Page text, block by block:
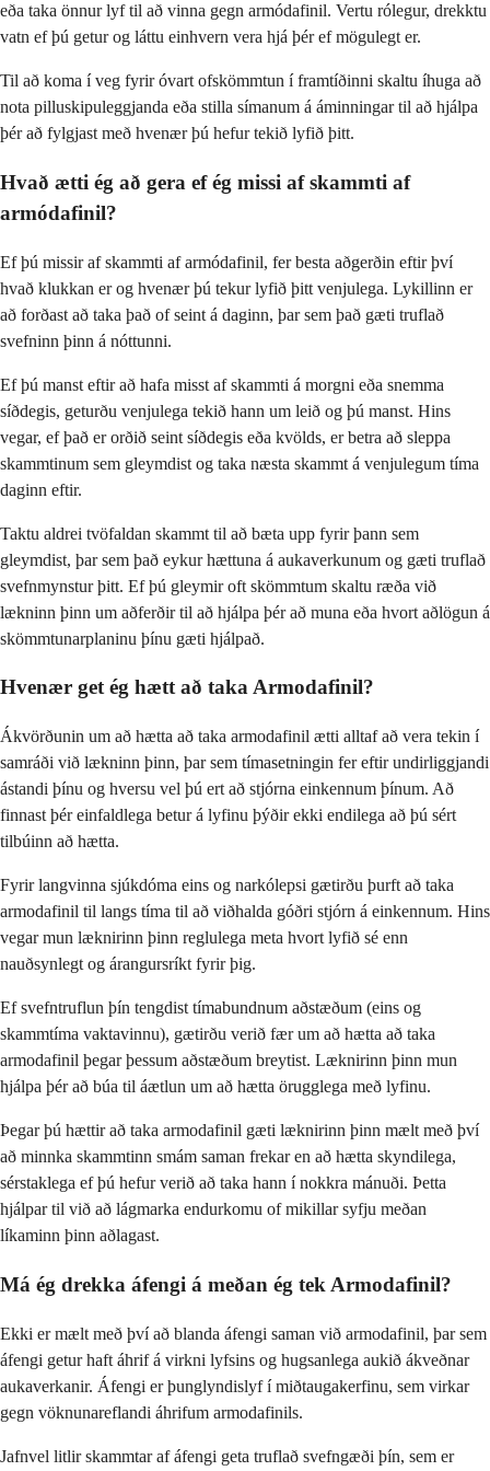
eða taka önnur lyf til að vinna gegn armódafinil. Vertu rólegur, drekktu
vatn ef þú getur og láttu einhvern vera hjá þér ef mögulegt er.
Til að koma í veg fyrir óvart ofskömmtun í framtíðinni skaltu íhuga að
nota pilluskipuleggjanda eða stilla símanum á áminningar til að hjálpa
þér að fylgjast með hvenær þú hefur tekið lyfið þitt.
Hvað ætti ég að gera ef ég missi af skammti af
armódafinil?
Ef þú missir af skammti af armódafinil, fer besta aðgerðin eftir því
hvað klukkan er og hvenær þú tekur lyfið þitt venjulega. Lykillinn er
að forðast að taka það of seint á daginn, þar sem það gæti truflað
svefninn þinn á nóttunni.
Ef þú manst eftir að hafa misst af skammti á morgni eða snemma
síðdegis, geturðu venjulega tekið hann um leið og þú manst. Hins
vegar, ef það er orðið seint síðdegis eða kvölds, er betra að sleppa
skammtinum sem gleymdist og taka næsta skammt á venjulegum tíma
daginn eftir.
Taktu aldrei tvöfaldan skammt til að bæta upp fyrir þann sem
gleymdist, þar sem það eykur hættuna á aukaverkunum og gæti truflað
svefnmynstur þitt. Ef þú gleymir oft skömmtum skaltu ræða við
lækninn þinn um aðferðir til að hjálpa þér að muna eða hvort aðlögun á
skömmtunarplaninu þínu gæti hjálpað.
Hvenær get ég hætt að taka Armodafinil?
Ákvörðunin um að hætta að taka armodafinil ætti alltaf að vera tekin í
samráði við lækninn þinn, þar sem tímasetningin fer eftir undirliggjandi
ástandi þínu og hversu vel þú ert að stjórna einkennum þínum. Að
finnast þér einfaldlega betur á lyfinu þýðir ekki endilega að þú sért
tilbúinn að hætta.
Fyrir langvinna sjúkdóma eins og narkólepsi gætirðu þurft að taka
armodafinil til langs tíma til að viðhalda góðri stjórn á einkennum. Hins
vegar mun læknirinn þinn reglulega meta hvort lyfið sé enn
nauðsynlegt og árangursríkt fyrir þig.
Ef svefntruflun þín tengdist tímabundnum aðstæðum (eins og
skammtíma vaktavinnu), gætirðu verið fær um að hætta að taka
armodafinil þegar þessum aðstæðum breytist. Læknirinn þinn mun
hjálpa þér að búa til áætlun um að hætta örugglega með lyfinu.
Þegar þú hættir að taka armodafinil gæti læknirinn þinn mælt með því
að minnka skammtinn smám saman frekar en að hætta skyndilega,
sérstaklega ef þú hefur verið að taka hann í nokkra mánuði. Þetta
hjálpar til við að lágmarka endurkomu of mikillar syfju meðan
líkaminn þinn aðlagast.
Má ég drekka áfengi á meðan ég tek Armodafinil?
Ekki er mælt með því að blanda áfengi saman við armodafinil, þar sem
áfengi getur haft áhrif á virkni lyfsins og hugsanlega aukið ákveðnar
aukaverkanir. Áfengi er þunglyndislyf í miðtaugakerfinu, sem virkar
gegn vöknunareflandi áhrifum armodafinils.
Jafnvel litlir skammtar af áfengi geta truflað svefngæði þín, sem er